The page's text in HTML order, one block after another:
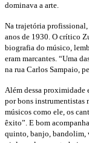
dominava a arte.
Na trajetória
anos de 1930. O crítico
biografia do músico,
eram marcantes. “Uma
na rua Carlos Sampaio,
Além dessa
por bons instrumentistas
músicos como ele, os
êxito”. E bom
quinto, banjo,